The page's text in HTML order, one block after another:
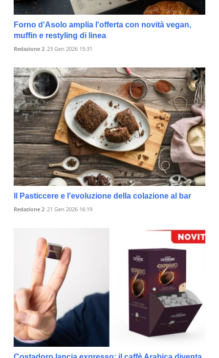
Forno d'Asolo amplia l'offerta con novità vegan,
muffin e restyling di linea
Redazione 2 23 Gen 2026 15:31
Il Pasticcere e l'evoluzione della colazione al bar
Redazione 2 21 Gen 2026 16:19